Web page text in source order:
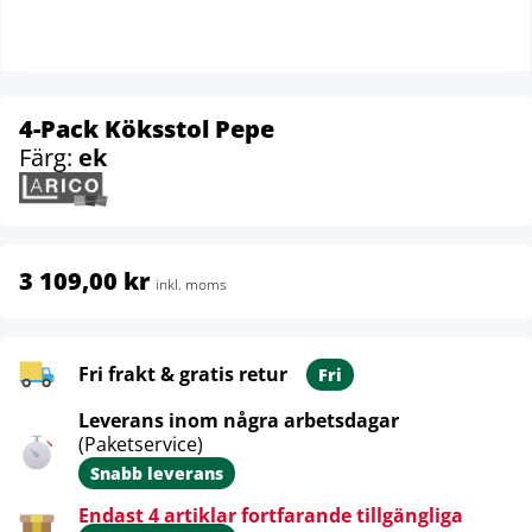
4-Pack Köksstol Pepe
Färg: ek
3 109,00 kr inkl. moms
Fri frakt & gratis retur Fri
Leverans inom några arbetsdagar
(Paketservice)
Snabb leverans
Endast 4 artiklar fortfarande tillgängliga